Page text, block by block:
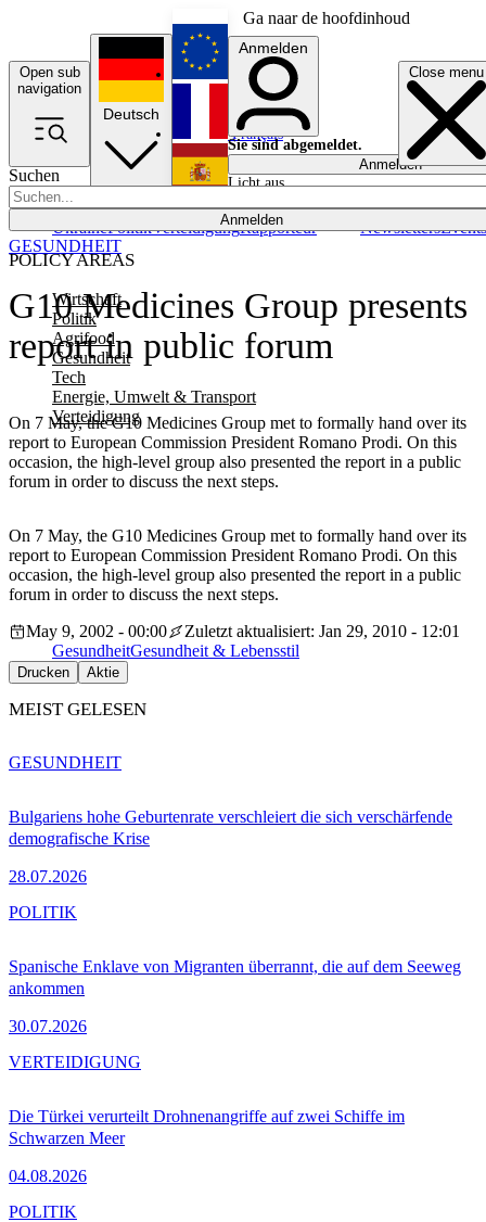
Ga naar de hoofdinhoud
Open sub
navigation
Close menu
Suchen
Anmelden
POLICY AREAS
Wirtschaft
Politik
Agrifood
Gesundheit
Tech
Energie, Umwelt & Transport
Verteidigung
UkrainePolitikVerteidigungRapporteur NewslettersEvents
Deutsch
English
Français
Anmelden
Sie sind abgemeldet.
Anmelden
Licht aus
G10 Medicines Group presents
report in public forum
On 7 May, the G10 Medicines Group met to formally hand over its
report to European Commission President Romano Prodi. On this
occasion, the high-level group also presented the report in a public
forum in order to discuss the next steps.
GESUNDHEIT
On 7 May, the G10 Medicines Group met to formally hand over its
report to European Commission President Romano Prodi. On this
occasion, the high-level group also presented the report in a public
forum in order to discuss the next steps.
May 9, 2002 - 00:00
Zuletzt aktualisiert: Jan 29, 2010 - 12:01
GesundheitGesundheit & Lebensstil
Drucken Aktie
MEIST GELESEN
Bulgariens hohe Geburtenrate verschleiert die sich verschärfende
demografische Krise
28.07.2026
GESUNDHEIT
Spanische Enklave von Migranten überrannt, die auf dem Seeweg
ankommen
30.07.2026
POLITIK
Die Türkei verurteilt Drohnenangriffe auf zwei Schiffe im
Schwarzen Meer
04.08.2026
VERTEIDIGUNG
POLITIK